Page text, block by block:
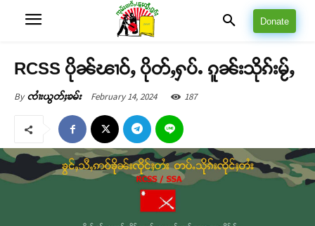
Donate
RCSS ပိုၼ်ၽၢဝ်ႇ ပိုတ်ႇႁပ်ႉ ၵူၼ်းသိုၵ်းမႂ်ႇ
By ၸၢႆးယွတ်ႈၶမ်း February 14, 2024 187